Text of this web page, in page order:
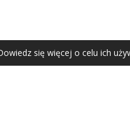
Agata
się więcej o celu ich